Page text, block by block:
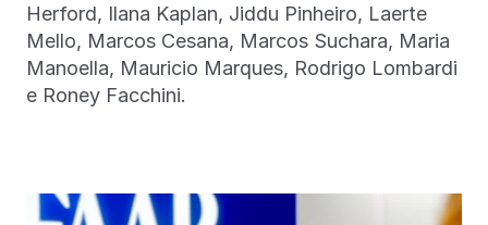
Herford, Ilana Kaplan, Jiddu Pinheiro, Laerte
Mello, Marcos Cesana, Marcos Suchara, Maria
Manoella, Mauricio Marques, Rodrigo Lombardi
e Roney Facchini.